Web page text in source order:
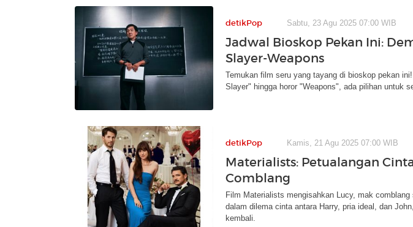
detikPop Sabtu, 23 Agu 2025 07:00 WIB
Jadwal Bioskop Pekan Ini:
Slayer-Weapons
Temukan film seru yang tayang di bioskop pekan
Slayer" hingga horor "Weapons", ada pilihan untuk
detikPop Kamis, 21 Agu 2025 07:00 WIB
Materialists: Petualangan
Comblang
Film Materialists mengisahkan Lucy, mak
dalam dilema cinta antara Harry, pria ideal, dan
kembali.